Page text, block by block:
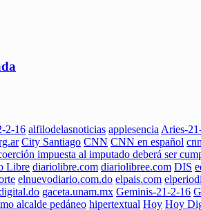
2-16 alfilodelasnoticias applesencia Aries-
City Santiago CNN CNN en español
impuesta al imputado deberá ser
Libre diariolibre.com diariolibree.com DIS
elnuevodiario.com.do elpais.com
gaceta.unam.mx Geminis-21-2-16
alcalde pedáneo hipertextual Hoy Hoy